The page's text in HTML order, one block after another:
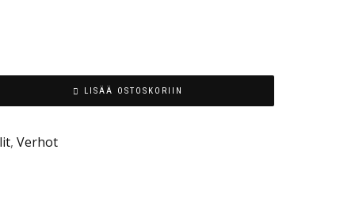
LISÄÄ OSTOSKORIIN
, Verhot